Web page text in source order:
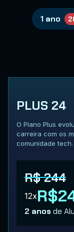
1 ano
PLUS 24
O Plano Plus
carreira com os
comunidade tech.
R$ 244
12x
2 anosde